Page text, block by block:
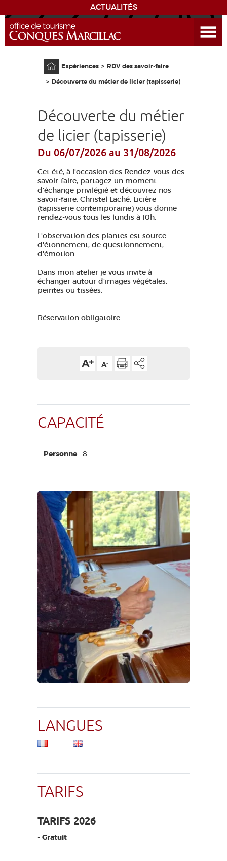
ACTUALITÉS
ENVIEDE...
DÉCOUVRIR LA DESTINATION
SÉJOURNER
AGENDA
MA SÉLECTION
FR
Expériences
RDV des savoir-faire
Découverte du métier de licier (tapisserie)
Découverte du métier
de licier (tapisserie)
Du 06/07/2026au 31/08/2026
Cet été, à l'occasion des Rendez-vous des
savoir-faire, partagez un moment
d'échange privilégié et découvrez nos
savoir-faire. Christel Laché, Licière
(tapisserie contemporaine) vous donne
rendez-vous tous les lundis à 10h.
L'observation des plantes est source
d'étonnement, de questionnement,
d'émotion.
Dans mon atelier je vous invite à
échanger autour d'images végétales,
peintes ou tissées.
Réservation obligatoire.
CAPACITÉ
Personne : 8
LANGUES
TARIFS
TARIFS 2026
- Gratuit